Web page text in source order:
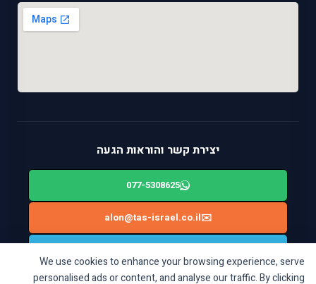
We use cookies to enhance your browsing experience, serve
personalised ads or content, and analyse our traffic. By clicking
יצירת קשר והוראות הגעה
077-5308625
✉️
alon@tas-israel.co.il